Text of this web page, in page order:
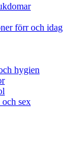
förr och idag
hygien
sex